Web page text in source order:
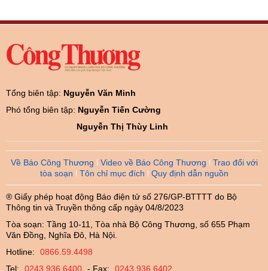
Tổng biên tập: Nguyễn Văn Minh
Phó tổng biên tập: Nguyễn Tiến Cường
Nguyễn Thị Thùy Linh
Về Báo Công Thương Video về Báo Công Thương
Trao đổi với
tòa soạn
Tôn chỉ mục đích Quy định dẫn nguồn
® Giấy phép hoạt động Báo điện tử số 276/GP-BTTTT do Bộ
Thông tin và Truyền thông cấp ngày 04/8/2023
Tòa soạn: Tầng 10-11, Tòa nhà Bộ Công Thương, số 655 Phạm
Văn Đồng, Nghĩa Đô, Hà Nội.
Hotline:
0866.59.4498
Tel:
0243.936.6400 - Fax: 0243.936.6402